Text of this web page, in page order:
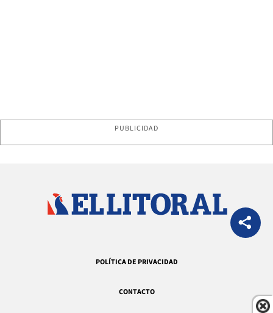
PUBLICIDAD
POLÍTICA DE PRIVACIDAD
CONTACTO